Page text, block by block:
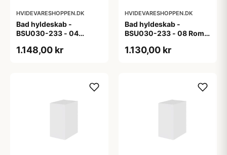
HVIDEVARESHOPPEN.DK
Bad hyldeskab -
BSU030-233 - 04
1.148,00 kr
HVIDEVARESHOPPEN.DK
Bad hyldeskab -
BSU030-233 - 08 Roma
1.130,00 kr